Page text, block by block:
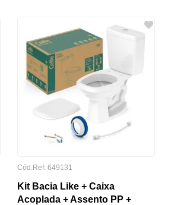
Cód.Ref: 649131
Kit Bacia Like + Caixa
Acoplada + Assento PP +